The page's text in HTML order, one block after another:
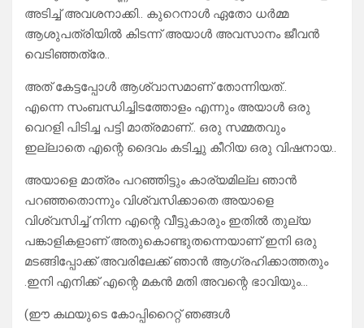
അടിച്ച് അവശനാക്കി.. കുറെനാൾ ഏതോ ധർമ്മ
ആശുപത്രിയിൽ കിടന്ന് അയാൾ അവസാനം ജീവൻ
വെടിഞ്ഞത്രേ..
അത് കേട്ടപ്പോൾ ആശ്വാസമാണ് തോന്നിയത്..
എന്നെ സംബന്ധിച്ചിടത്തോളം എന്നും അയാൾ ഒരു
വെറളി പിടിച്ച പട്ടി മാത്രമാണ്.. ഒരു സമ്മതവും
ഇല്ലാതെ എന്റെ ദൈവം കടിച്ചു കീറിയ ഒരു വിഷനായ..
അയാളെ മാത്രം പറഞ്ഞിട്ടും കാര്യമില്ല ഞാൻ
പറഞ്ഞതൊന്നും വിശ്വസിക്കാതെ അയാളെ
വിശ്വസിച്ച് നിന്ന എന്റെ വീട്ടുകാരും ഇതിൽ തുല്യ
പങ്കാളികളാണ് അതുകൊണ്ടുതന്നെയാണ് ഇനി ഒരു
മടങ്ങിപ്പോക്ക് അവരിലേക്ക് ഞാൻ ആഗ്രഹിക്കാത്തതും
.ഇനി എനിക്ക് എന്റെ മകൻ മതി അവന്റെ ഭാവിയും…
(ഈ കഥയുടെ കോപ്പിറൈറ്റ് ഞങ്ങൾ